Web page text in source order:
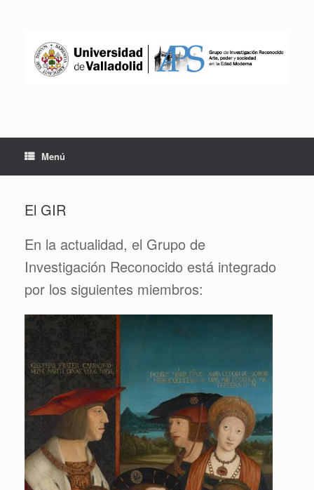
Menú
El GIR
En la actualidad, el Grupo de
Investigación Reconocido está integrado
por los siguientes miembros: